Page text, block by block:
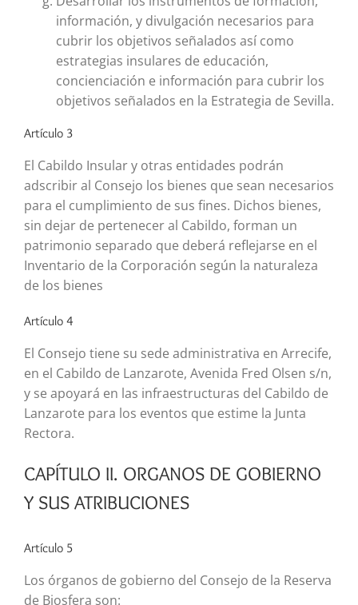
información, y divulgación necesarios para
cubrir los objetivos señalados así como
estrategias insulares de educación,
concienciación e información para cubrir los
objetivos señalados en la Estrategia de Sevilla.
Artículo 3
El Cabildo Insular y otras entidades podrán
adscribir al Consejo los bienes que sean necesarios
para el cumplimiento de sus fines. Dichos bienes,
sin dejar de pertenecer al Cabildo, forman un
patrimonio separado que deberá reflejarse en el
Inventario de la Corporación según la naturaleza
de los bienes
Artículo 4
El Consejo tiene su sede administrativa en Arrecife,
en el Cabildo de Lanzarote, Avenida Fred Olsen s/n,
y se apoyará en las infraestructuras del Cabildo de
Lanzarote para los eventos que estime la Junta
Rectora.
CAPÍTULO II. ORGANOS DE GOBIERNO
Y SUS ATRIBUCIONES
Artículo 5
Los órganos de gobierno del Consejo de la Reserva
de Biosfera son: